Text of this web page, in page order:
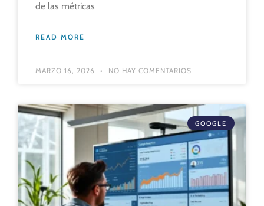
de las métricas
READ MORE
MARZO 16, 2026 NO HAY COMENTARIOS
GOOGLE